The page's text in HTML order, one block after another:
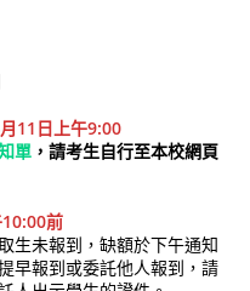
11日上午9:00
單 ，請考生自行至本校網頁
前
生未報到，缺額於下午通知
早報到或委託他人報到，請